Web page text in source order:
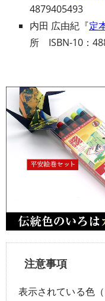
4879405493
内田 広由紀『定
所 ISBN-10：
注意事項
表示されている色